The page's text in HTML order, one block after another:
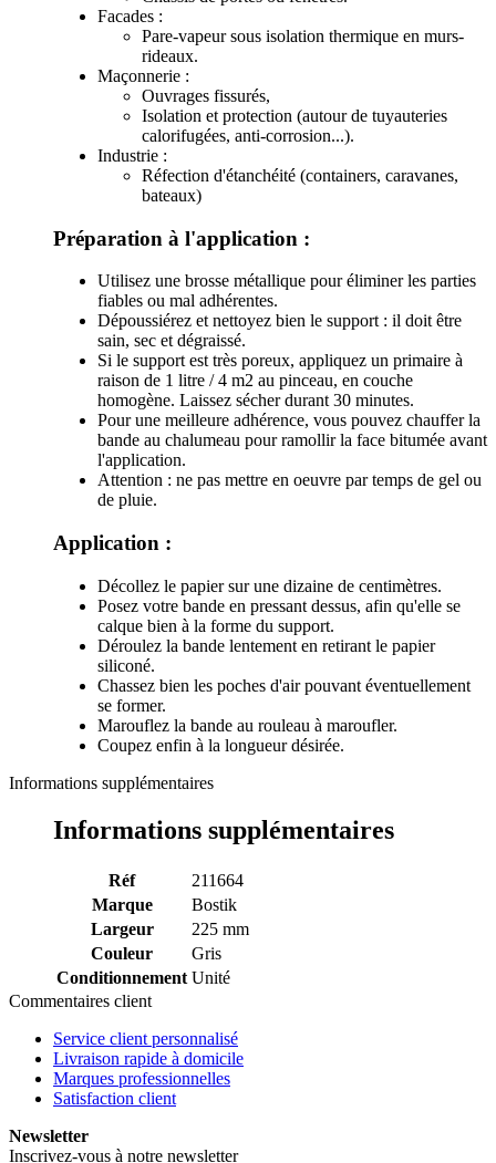
Facades :
Pare-vapeur sous isolation thermique en murs-
rideaux.
Maçonnerie :
Ouvrages fissurés,
Isolation et protection (autour de tuyauteries
calorifugées, anti-corrosion...).
Industrie :
Réfection d'étanchéité (containers, caravanes,
bateaux)
Préparation à l'application :
Utilisez une brosse métallique pour éliminer les parties
fiables ou mal adhérentes.
Dépoussiérez et nettoyez bien le support : il doit être
sain, sec et dégraissé.
Si le support est très poreux, appliquez un primaire à
raison de 1 litre / 4 m2 au pinceau, en couche
homogène. Laissez sécher durant 30 minutes.
Pour une meilleure adhérence, vous pouvez chauffer la
bande au chalumeau pour ramollir la face bitumée avant
l'application.
Attention : ne pas mettre en oeuvre par temps de gel ou
de pluie.
Application :
Décollez le papier sur une dizaine de centimètres.
Posez votre bande en pressant dessus, afin qu'elle se
calque bien à la forme du support.
Déroulez la bande lentement en retirant le papier
siliconé.
Chassez bien les poches d'air pouvant éventuellement
se former.
Marouflez la bande au rouleau à maroufler.
Coupez enfin à la longueur désirée.
Informations supplémentaires
Informations supplémentaires
Réf
211664
Marque
Bostik
Largeur
225 mm
Couleur
Gris
Conditionnement Unité
Commentaires client
Service client personnalisé
Livraison rapide à domicile
Marques professionnelles
Satisfaction client
Newsletter
Inscrivez-vous à notre newsletter